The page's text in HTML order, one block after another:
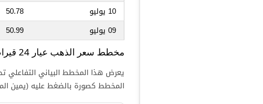
10 يوليو
50.78
09 يوليو
50.99
مخطط سعر الذهب عيار 24 قيراط في عمان آخر شهر
المخطط كصورة بالضغط عليه (يمين